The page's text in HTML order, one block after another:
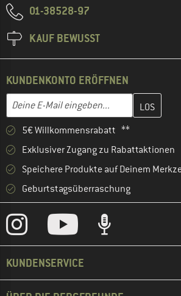
01-38528-97
KAUF BEWUSST
KUNDENKONTO ERÖFFNEN
E-Mail-Adresse
Gib hier deine E-Mail-Adresse ein und
5€ Willkommensrabatt **
Exklusiver Zugang zu Rabattaktionen
Speichere Produkte auf Deinem
Geburtstagsüberraschung
KUNDENSERVICE